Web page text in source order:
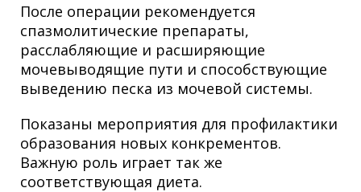
После операции рекомендуется
спазмолитические препараты,
расслабляющие и расширяющие
мочевыводящие пути и способствующие
выведению песка из мочевой системы.
Показаны мероприятия для профилактики
образования новых конкрементов.
Важную роль играет так же
соответствующая диета.